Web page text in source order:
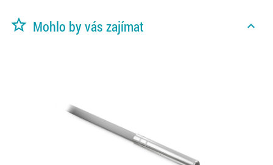
star_border Mohlo by vás zajímat expand_less